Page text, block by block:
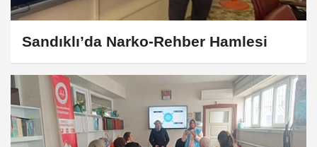
Sandıklı’da Narko-Rehber Hamlesi